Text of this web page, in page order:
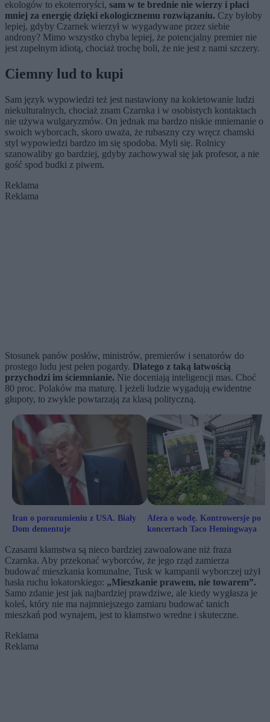
ekologów to ekoterroryści, sam w te brednie nie wierzy i płaci
mniej za energię dzięki ekologicznemu rozwiązaniu. Czy byłoby
lepiej, gdyby Czarnek wierzył w wygadywane przez siebie
androny? Mimo wszystko chyba lepiej, że potencjalny premier nie
jest zupełnym idiotą, chociaż trochę boli, że nie jest z nami szczery.
Ciemny lud to kupi
Sam język wypowiedzi też jest nastawiony na kokietowanie ludzi
niekulturalnych, chociaż znam Czarnka i w osobistych kontaktach
nie używa wulgaryzmów. On jednak ma bardzo niskie mniemanie o
swoich wyborcach, skoro uważa, że rubaszny czy wręcz chamski
styl wypowiedzi bardzo im się spodoba. Myli się. Rolnicy
szanowaliby go bardziej, gdyby zachowywał się jak profesor, a nie
gość spod budki z piwem.
Reklama
Reklama
Stosunek panów posłów, ministrów, premierów i senatorów do
prostego ludu jest pełen pogardy. Dlatego z taką łatwością
przychodzi im ściemnianie. Nie doceniają inteligencji mas. Choć
80 proc. Polaków ma maturę. I jeżeli ludzie wygadują ewidentne
głupoty, to zwykle powtarzają za klasą polityczną.
Iran o porozumieniu z USA. Biały
Dom dementuje
Afera o wodę. Kontrowersje po
koncertach Taco Hemingwaya
Czasami kłamstwa są nieco bardziej zawoalowane niż fraza
Czarnka. Aby przekonać wyborców, że jego rząd zamierza
budować mieszkania komunalne, Tusk w kampanii wyborczej użył
hasła ruchu lokatorskiego: „Mieszkanie prawem, nie towarem”.
Samo zdanie jest jak najbardziej prawdziwe, ale kiedy wygłasza je
koleś, który nie ma najmniejszego zamiaru budować tanich
mieszkań pod wynajem, jest to kłamstwo wredne i skuteczne.
Reklama
Reklama